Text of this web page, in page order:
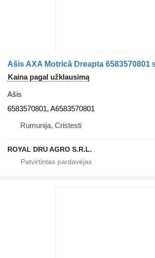
Kaina pagal užklausimą
Ašis
6583570801, A6583570801
Rumunija, Cristesti
ROYAL DRU AGRO S.R.L.